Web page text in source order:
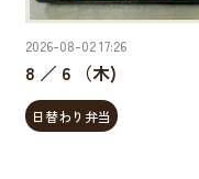
2026-08-02 17:26
8 ／ 6 （木)
日替わり弁当